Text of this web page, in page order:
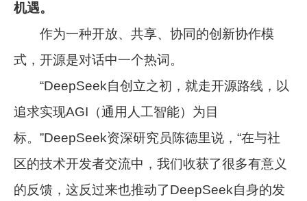
机遇。
作为一种开放、共享、协同的创新协作模
式，开源是对话中一个热词。
“DeepSeek自创立之初，就走开源路线，以
追求实现AGI（通用人工智能）为目
标。”DeepSeek资深研究员陈德里说，“在与社
区的技术开发者交流中，我们收获了很多有意义
的反馈，这反过来也推动了DeepSeek自身的发